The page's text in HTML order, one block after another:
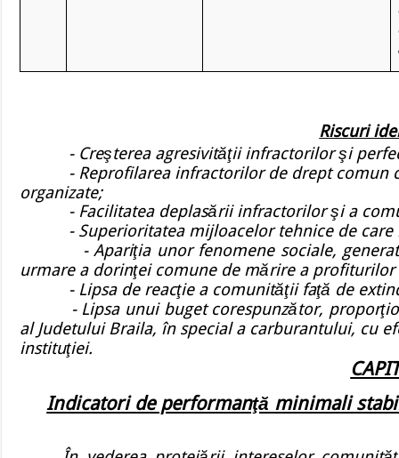
Riscuri
- Creşterea agresivităţii infractorilor şi
- Reprofilarea infractorilor de drept comun
organizate;
- Facilitatea deplasării infractorilor şi a
- Superioritatea mijloacelor tehnice de care
- Apariţia unor fenomene sociale, generate
urmare a dorinţei comune de mărire a profiturilor
- Lipsa de reacţie a comunităţii faţă de
- Lipsa unui buget corespunzător,
al Judetului Braila, în special a carburantului, cu
instituţiei.
Indicatori de performanţă minimali